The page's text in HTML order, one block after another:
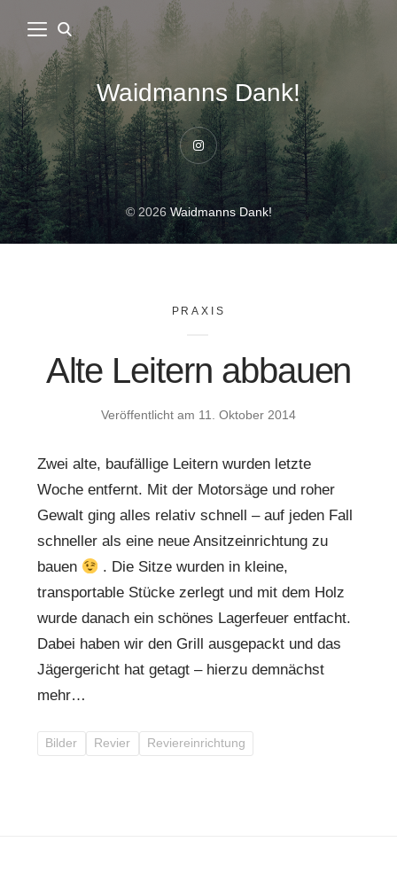
Waidmanns Dank!
Instagram
© 2026Waidmanns Dank!
PRAXIS
Alte Leitern abbauen
Veröffentlicht am 11. Oktober 2014
Zwei alte, baufällige Leitern wurden letzte
Woche entfernt. Mit der Motorsäge und roher
Gewalt ging alles relativ schnell – auf jeden Fall
schneller als eine neue Ansitzeinrichtung zu
bauen
. Die Sitze wurden in kleine,
transportable Stücke zerlegt und mit dem Holz
wurde danach ein schönes Lagerfeuer entfacht.
Dabei haben wir den Grill ausgepackt und das
Jägergericht hat getagt – hierzu demnächst
mehr…
Bilder Revier Reviereinrichtung